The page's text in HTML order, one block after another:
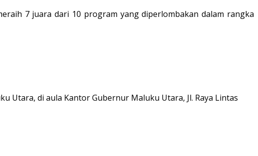
7 juara dari 10 program yang diperlombakan dalam rangka
Utara, di aula Kantor Gubernur Maluku Utara, Jl. Raya Lintas